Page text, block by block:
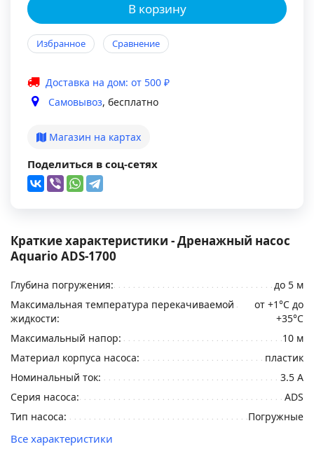
В корзину
Избранное Сравнение
Доставка на дом: от 500 ₽
Самовывоз, бесплатно
Магазин на картах
Поделиться в соц-сетях
Краткие характеристики - Дренажный насос
Aquario ADS-1700
Глубина погружения:
до 5 м
Максимальная температура перекачиваемой
жидкости:
от +1°C до
+35°C
Максимальный напор:
10 м
Материал корпуса насоса:
пластик
Номинальный ток:
3.5 А
Серия насоса:
ADS
Тип насоса:
Погружные
Все характеристики